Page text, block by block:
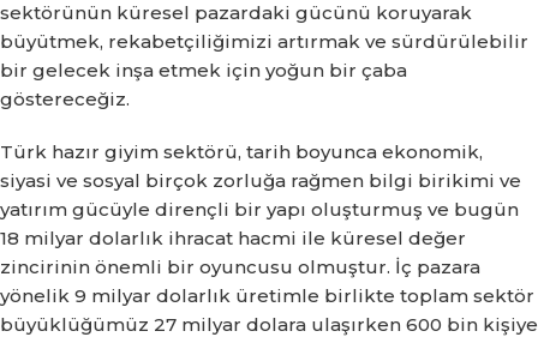
sektörünün küresel pazardaki gücünü koruyarak
büyütmek, rekabetçiliğimizi artırmak ve sürdürülebilir
bir gelecek inşa etmek için yoğun bir çaba
göstereceğiz.
Türk hazır giyim sektörü, tarih boyunca ekonomik,
siyasi ve sosyal birçok zorluğa rağmen bilgi birikimi ve
yatırım gücüyle dirençli bir yapı oluşturmuş ve bugün
18 milyar dolarlık ihracat hacmi ile küresel değer
zincirinin önemli bir oyuncusu olmuştur. İç pazara
yönelik 9 milyar dolarlık üretimle birlikte toplam sektör
büyüklüğümüz 27 milyar dolara ulaşırken 600 bin kişiye